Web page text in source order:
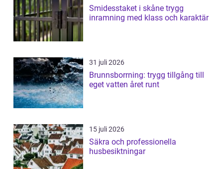
Smidesstaket i skåne trygg
inramning med klass och karaktär
31 juli 2026
Brunnsborrning: trygg tillgång till
eget vatten året runt
15 juli 2026
Säkra och professionella
husbesiktningar